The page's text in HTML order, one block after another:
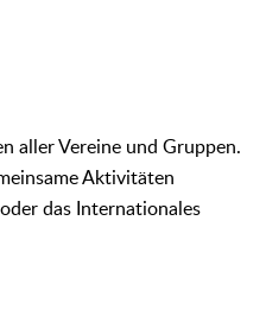
aller Vereine und Gruppen.
Aktivitäten
das Internationales